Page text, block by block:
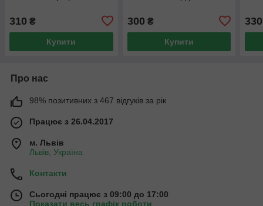
310 ₴
Купити
300 ₴
Купити
330
Про нас
98% позитивних з 467 відгуків за рік
Працює з 26.04.2017
м. Львів
Львів, Україна
Контакти
Сьогодні працює з 09:00 до 17:00
Показати весь графік роботи